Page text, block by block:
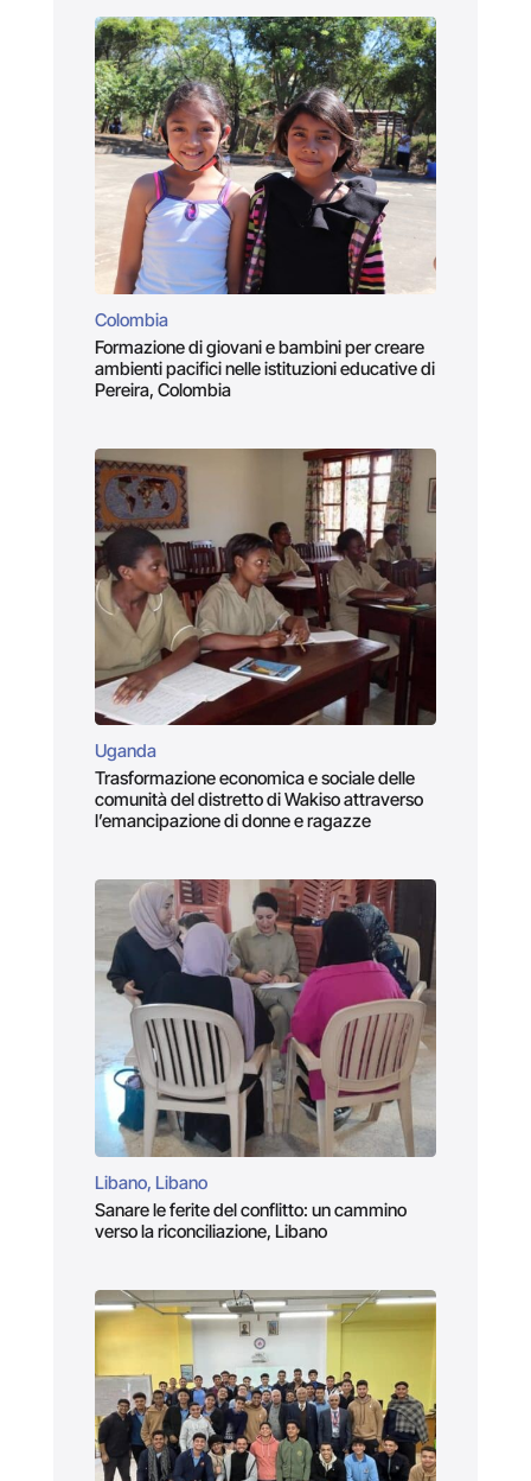
Formazione di giovani e bambini per creare
ambienti pacifici nelle istituzioni educative di
Pereira, Colombia
Colombia
Trasformazione economica e sociale delle
comunità del distretto di Wakiso attraverso
l’emancipazione di donne e ragazze
Uganda
Sanare le ferite del conflitto: un cammino
verso la riconciliazione, Libano
Libano, Libano